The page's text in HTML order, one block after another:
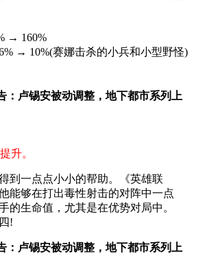
→ 160%
→ 10%(赛娜击杀的小兵和小型野怪)
升。
一点点小小的帮助。《英雄联
能够在打出毒性射击的对阵中一点
的生命值，尤其是在优势对局中。
!